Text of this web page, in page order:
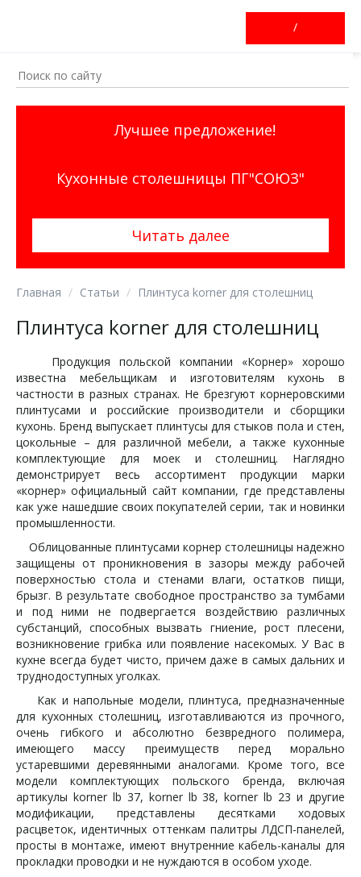
/
Лучшее предложение!
Кухонные столешницы ПГ"СОЮЗ"
Читать далее
Главная Статьи Плинтуса korner для столешниц
Плинтуса korner для столешниц
Продукция польской компании «Корнер» хорошо
известна мебельщикам и изготовителям кухонь в
частности в разных странах. Не брезгуют корнеровскими
плинтусами и российские производители и сборщики
кухонь. Бренд выпускает плинтусы для стыков пола и стен,
цокольные – для различной мебели, а также кухонные
комплектующие для моек и столешниц. Наглядно
демонстрирует весь ассортимент продукции марки
«корнер» официальный сайт компании, где представлены
как уже нашедшие своих покупателей серии, так и новинки
промышленности.
Облицованные плинтусами корнер столешницы надежно
защищены от проникновения в зазоры между рабочей
поверхностью стола и стенами влаги, остатков пищи,
брызг. В результате свободное пространство за тумбами
и под ними не подвергается воздействию различных
субстанций, способных вызвать гниение, рост плесени,
возникновение грибка или появление насекомых. У Вас в
кухне всегда будет чисто, причем даже в самых дальних и
труднодоступных уголках.
Как и напольные модели, плинтуса, предназначенные
для кухонных столешниц, изготавливаются из прочного,
очень гибкого и абсолютно безвредного полимера,
имеющего массу преимуществ перед морально
устаревшими деревянными аналогами. Кроме того, все
модели комплектующих польского бренда, включая
артикулы korner lb 37, korner lb 38, korner lb 23 и другие
модификации, представлены десятками ходовых
расцветок, идентичных оттенкам палитры ЛДСП-панелей,
просты в монтаже, имеют внутренние кабель-каналы для
прокладки проводки и не нуждаются в особом уходе.